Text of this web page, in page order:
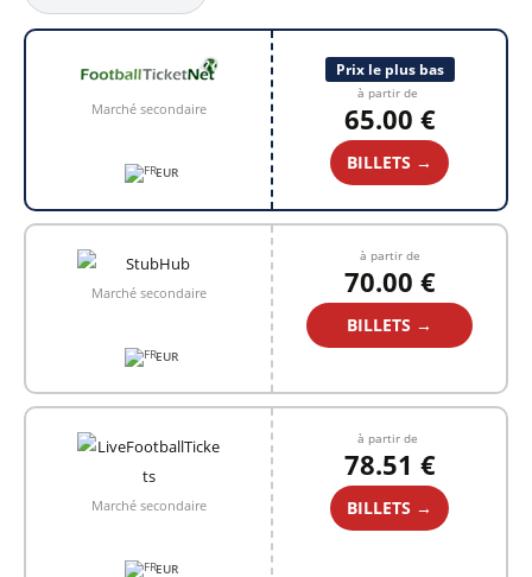
Marché secondaire
EUR
Prix le plus bas
à partir de
65.00 €
BILLETS →
Marché secondaire
EUR
à partir de
70.00 €
BILLETS →
Marché secondaire
EUR
à partir de
78.51 €
BILLETS →